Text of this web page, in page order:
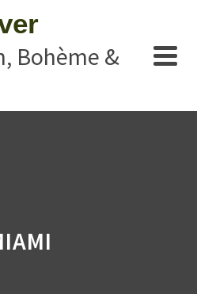
Bohème &